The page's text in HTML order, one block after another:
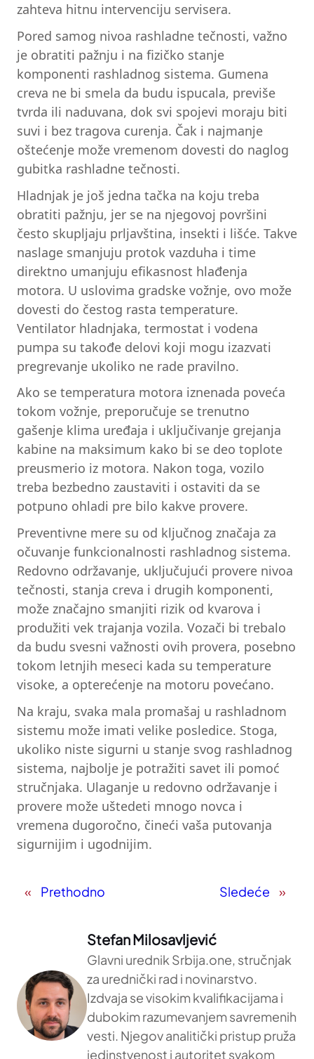
zahteva hitnu intervenciju servisera.
Pored samog nivoa rashladne tečnosti, važno
je obratiti pažnju i na fizičko stanje
komponenti rashladnog sistema. Gumena
creva ne bi smela da budu ispucala, previše
tvrda ili naduvana, dok svi spojevi moraju biti
suvi i bez tragova curenja. Čak i najmanje
oštećenje može vremenom dovesti do naglog
gubitka rashladne tečnosti.
Hladnjak je još jedna tačka na koju treba
obratiti pažnju, jer se na njegovoj površini
često skupljaju prljavština, insekti i lišće. Takve
naslage smanjuju protok vazduha i time
direktno umanjuju efikasnost hlađenja
motora. U uslovima gradske vožnje, ovo može
dovesti do čestog rasta temperature.
Ventilator hladnjaka, termostat i vodena
pumpa su takođe delovi koji mogu izazvati
pregrevanje ukoliko ne rade pravilno.
Ako se temperatura motora iznenada poveća
tokom vožnje, preporučuje se trenutno
gašenje klima uređaja i uključivanje grejanja
kabine na maksimum kako bi se deo toplote
preusmerio iz motora. Nakon toga, vozilo
treba bezbedno zaustaviti i ostaviti da se
potpuno ohladi pre bilo kakve provere.
Preventivne mere su od ključnog značaja za
očuvanje funkcionalnosti rashladnog sistema.
Redovno održavanje, uključujući provere nivoa
tečnosti, stanja creva i drugih komponenti,
može značajno smanjiti rizik od kvarova i
produžiti vek trajanja vozila. Vozači bi trebalo
da budu svesni važnosti ovih provera, posebno
tokom letnjih meseci kada su temperature
visoke, a opterećenje na motoru povećano.
Na kraju, svaka mala promašaj u rashladnom
sistemu može imati velike posledice. Stoga,
ukoliko niste sigurni u stanje svog rashladnog
sistema, najbolje je potražiti savet ili pomoć
stručnjaka. Ulaganje u redovno održavanje i
provere može uštedeti mnogo novca i
vremena dugoročno, čineći vaša putovanja
sigurnijim i ugodnijim.
« Prethodno Sledeće »
Stefan Milosavljević
Glavni urednik Srbija.one, stručnjak
za urednički rad i novinarstvo.
Izdvaja se visokim kvalifikacijama i
dubokim razumevanjem savremenih
vesti. Njegov analitički pristup pruža
jedinstvenost i autoritet svakom